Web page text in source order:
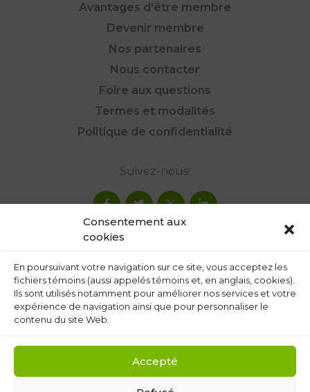
Consentement aux
cookies
En poursuivant votre navigation sur ce site, vous acceptez les
fichiers témoins (aussi appelés témoins et, en anglais, cookies).
Ils sont utilisés notamment pour améliorer nos services et votre
expérience de navigation ainsi que pour personnaliser le
contenu du site Web.
Accepté
Avantages d’être membre
Devenir membre
Nos partenaires
Nous contacter
Foire aux questions
Termes et modalités
Politique de confidentialité
Suivez-nous: